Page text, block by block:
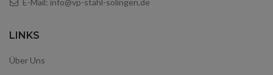
E-Mail: info@vp-stahl-solingen.de
LINKS
Über Uns